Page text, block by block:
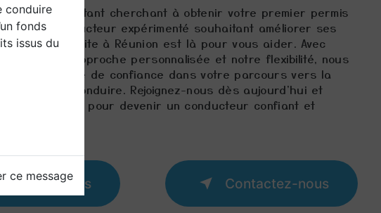
conduire
fonds
issus du
ce message
un débutant cherchant à obtenir votre premier permis
ou un conducteur expérimenté souhaitant améliorer ses
Dom Conduite à Réunion est là pour vous aider. Avec
notre approche personnalisée et notre flexibilité, nous
partenaire de confiance dans votre parcours vers la
permis de conduire. Rejoignez-nous dès aujourd'hui et
votre voyage pour devenir un conducteur confiant et
En savoir plus Contactez-nous